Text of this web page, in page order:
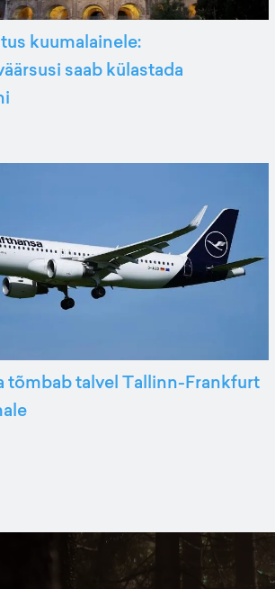
kuumalainele:
saab külastada
tõmbab talvel Tallinn-Frankfurt